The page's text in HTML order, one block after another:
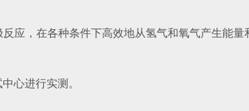
应，在各种条件下高效地从氢气和氧气产生能量
心进行实测。